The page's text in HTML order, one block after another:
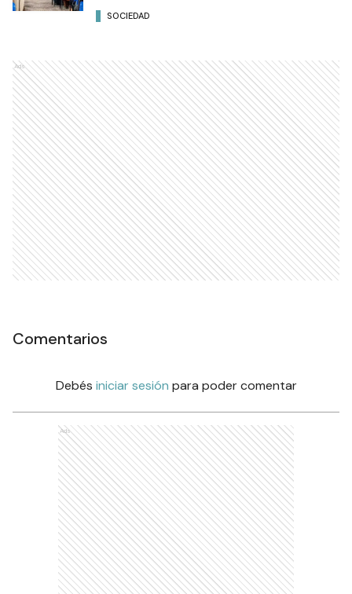
SOCIEDAD
Ads
Comentarios
Debés iniciar sesión para poder comentar
Ads